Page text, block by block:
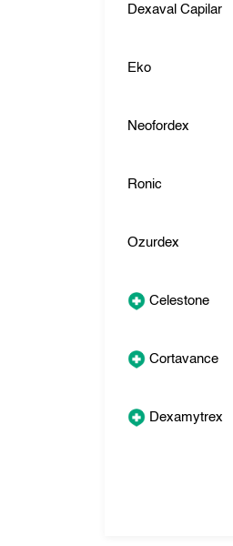
Dexaval Capilar
Eko
Neofordex
Ronic
Ozurdex
Celestone
Cortavance
Dexamytrex